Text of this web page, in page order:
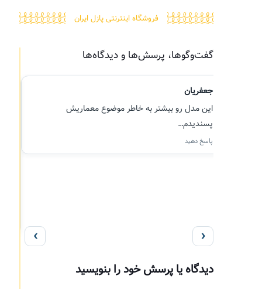
فروشگاه اینترنتی پازل ایران
گفت‌وگوها، پرسش‌ها و دیدگاه‌ها
›
جعفریان
این مدل رو بیشتر به خاطر موضوع معماریش
پسندیدم…
پاسخ دهید
‹
دیدگاه یا پرسش خود را بنویسید